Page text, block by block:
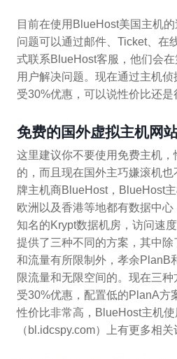
目前在使用BlueHost美国主机
问题可以通过邮件、Ticket、在
式联系BlueHost客服，他们会
用户解决问题。现在通过主机
受30%优惠，可以说性价比还是
免费的国外虚拟主机网
这里建议你不要使用免费主机
的，而且现在国外主巧嫌滚机
牌主机商BlueHost，BlueHost主
欧洲以及香港等地都有数据中
知名的Krypt数据机房，访问速
提供了三种不同的方案，其中
和流量有所限制外，孝余PlanB
限流量和无限空间的。现在三
受30%优惠，配置低的PlanA方
性价比非常高，BlueHost主机
（bl.idcspy.com）上有更多相关